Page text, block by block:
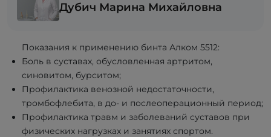
Дубич Марина Михайловна
Показания к применению бинта Алком 5512:
Боль в суставах, обусловленная артритом,
синовитом, бурситом;
Профилактика венозной недостаточности,
тромбофлебита, в до- и послеоперационный период;
Профилактика травм и заболеваний суставов при
физических нагрузках и занятиях спортом.